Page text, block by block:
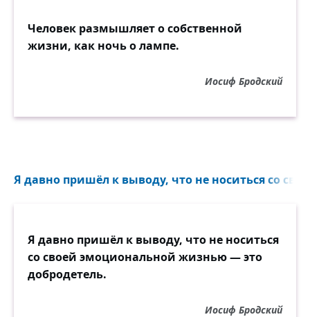
Человек размышляет о собственной
жизни, как ночь о лампе.
Иосиф Бродский
Я давно пришёл к выводу, что не носиться со
Я давно пришёл к выводу, что не носиться
со своей эмоциональной жизнью — это
добродетель.
Иосиф Бродский